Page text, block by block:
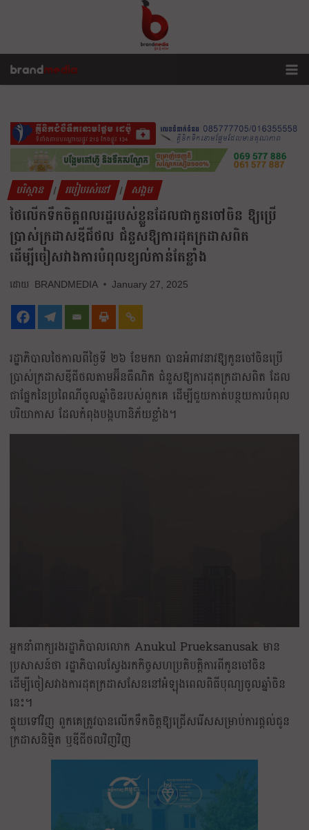
បរិស្ថាន | របៀបរស់នៅ | សង្គម
ថៃលើកទឹកចិត្តពលរដ្ឋរបស់ខ្លួនដែលជាកូនចៅចិន ឱ្យប្រើ
ប្រាស់ក្រដាសឌីជីថល ជំនួសឱ្យការដុតក្រដាសពិត
ដើម្បីចៀសវាងការបំពុលខ្យល់កាន់តែខ្លាំង
BRANDMEDIA January 27, 2025
រដ្ឋាភិបាលថៃកាលពីថ្ងៃទី ២៦ ខែមករា បានអំពាវនាវឱ្យកូនចៅចិនប្រើ
ប្រាស់ក្រដាសឌីជីថលតាមអ៊ីនធឺណិត ជំនួសឱ្យការដុតក្រដាសពិត ដែល
ជាផ្នែកនៃប្រពៃណីចូលឆ្នាំចិនរបស់ពួកគេ ដើម្បីជួយកាត់បន្ថយការបំពុល
បរិយាកាស ដែលកំពុងបង្កហានិភ័យខ្លាំង។
អ្នកនាំពាក្យរងរដ្ឋាភិបាលលោក Anukul Prueksanusak មាន
ប្រសាសន៍ថា រដ្ឋាភិបាលស្វែងរកកិច្ចសហប្រតិបត្តិការពីកូនចៅចិន
ដើម្បីចៀសវាងការដុតក្រដាសសែននៅអំឡុងពេលពិធីបុណ្យចូលឆ្នាំចិន
នេះ។
ផ្ទុយទៅវិញ ពួកគេត្រូវបានលើកទឹកចិត្តឱ្យជ្រើសរើសសម្រាប់ការផ្តល់ជូន
ក្រដាសនិម្មិត ឬឌីជីថលវិញវិញ